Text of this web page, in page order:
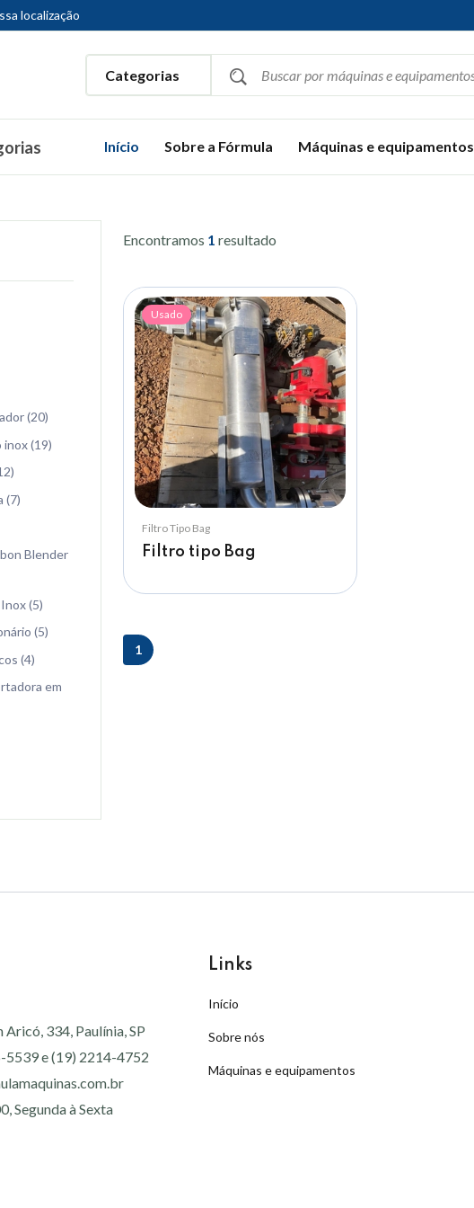
localização
Início Sobre a Fórmula Máquinas e equipamentos
Encontramos 1 resultado
Usado
Filtro Tipo Bag
Filtro tipo Bag
1
(20)
inox (19)
(7)
Blender
(5)
(5)
(4)
em
Aricó, 334, Paulínia, SP
5539 e (19) 2214-4752
Segunda à Sexta
Links
Início
Sobre nós
Máquinas e equipamentos